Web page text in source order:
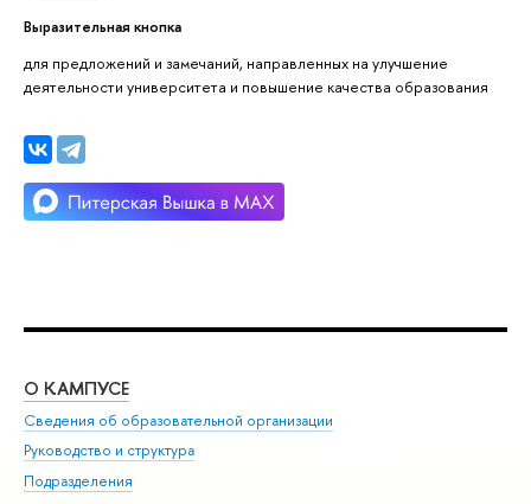
Выразительная кнопка
для предложений и замечаний, направленных на улучшение
деятельности университета и повышение качества образования
О КАМПУСЕ
Сведения об образовательной организации
Руководство и структура
Подразделения